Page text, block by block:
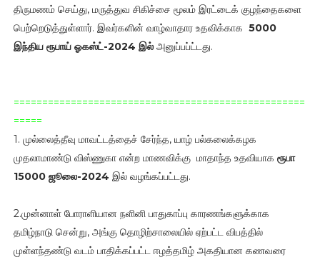
திருமணம் செய்து, மருத்துவ சிகிச்சை மூலம் இரட்டைக் குழந்தைகளை
பெற்றெடுத்துள்ளார். இவர்களின் வாழ்வாதார உதவிக்காக 5000
இந்திய ரூபாய் ஓகஸ்ட்-2024 இல் அனுப்பப்ட்டது.
===================================================
=====
1. முல்லைத்தீவு மாவட்டத்தைச் சேர்ந்த, யாழ் பல்கலைக்கழக
முதலாமாண்டு விஸ்ணுகா என்ற மாணவிக்கு மாதாந்த உதவியாக ரூபா
15000 ஜூலை-2024 இல் வழங்கப்பட்டது.
2.முன்னாள் போராளியான நளினி பாதுகாப்பு காரணங்களுக்காக
தமிழ்நாடு சென்று, அங்கு தொழிற்சாலையில் ஏற்பட்ட விபத்தில்
முள்ளந்தண்டு வடம் பாதிக்கப்பட்ட ஈழத்தமிழ் அகதியான கணவரை